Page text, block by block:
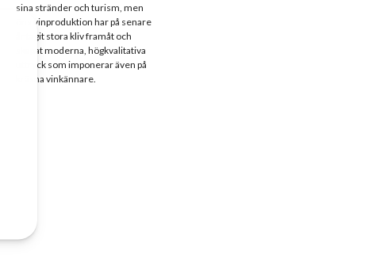
sina stränder och turism, men
öns vinproduktion har på senare
år tagit stora kliv framåt och
skapat moderna, högkvalitativa
uttryck som imponerar även på
kräsna vinkännare.